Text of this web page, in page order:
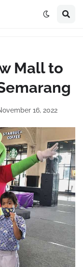
Mall to
16, 2022